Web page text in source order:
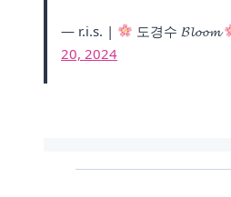
— r.i.s. | 도경수 𝓑𝓵𝓸𝓸𝓶
20, 2024